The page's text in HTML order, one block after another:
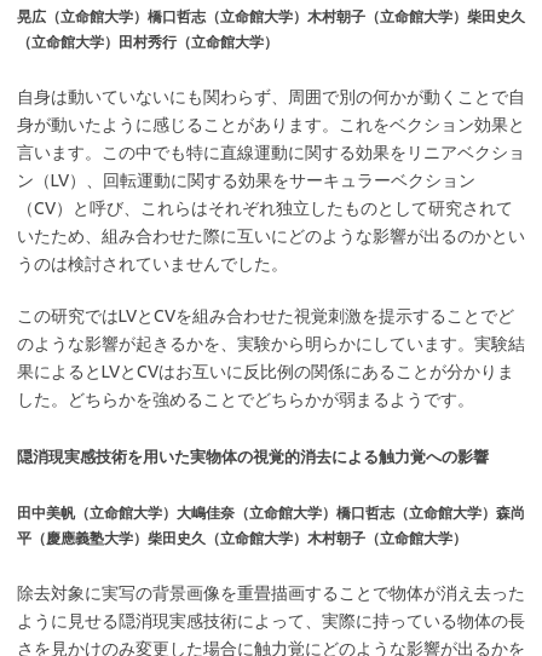
晃広（立命館大学）橋口哲志（立命館大学）木村朝子（立命館大学）柴田史久
（立命館大学）田村秀行（立命館大学）
自身は動いていないにも関わらず、周囲で別の何かが動くことで自
身が動いたように感じることがあります。これをベクション効果と
言います。この中でも特に直線運動に関する効果をリニアベクショ
ン（LV）、回転運動に関する効果をサーキュラーベクション
（CV）と呼び、これらはそれぞれ独立したものとして研究されて
いたため、組み合わせた際に互いにどのような影響が出るのかとい
うのは検討されていませんでした。
この研究ではLVとCVを組み合わせた視覚刺激を提示することでど
のような影響が起きるかを、実験から明らかにしています。実験結
果によるとLVとCVはお互いに反比例の関係にあることが分かりま
した。どちらかを強めることでどちらかが弱まるようです。
隠消現実感技術を用いた実物体の視覚的消去による触力覚への影響
田中美帆（立命館大学）大嶋佳奈（立命館大学）橋口哲志（立命館大学）森尚
平（慶應義塾大学）柴田史久（立命館大学）木村朝子（立命館大学）
除去対象に実写の背景画像を重畳描画することで物体が消え去った
ように見せる隠消現実感技術によって、実際に持っている物体の長
さを見かけのみ変更した場合に触力覚にどのような影響が出るかを